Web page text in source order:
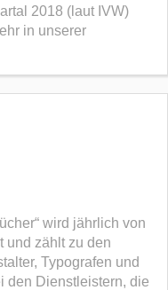
2018 (laut IVW)
in unserer
wird jährlich von
und zählt zu den
Typografen und
den Dienstleistern, die